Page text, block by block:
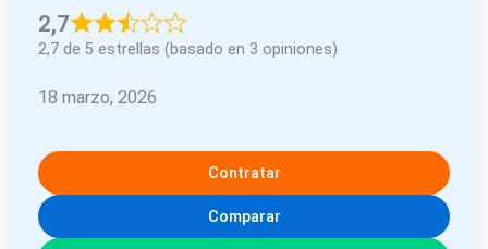
2,7
2,7 de 5 estrellas (basado en 3 opiniones)
18 marzo, 2026
Contratar
Comparar